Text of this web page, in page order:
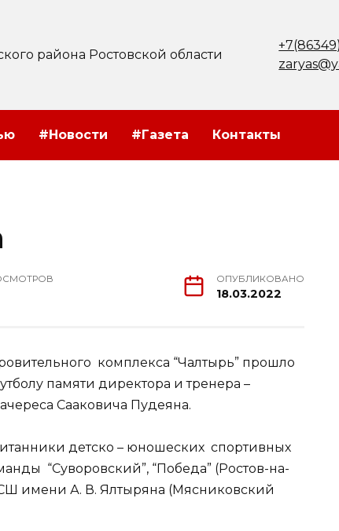
района Ростовской области
#Новости #Газета Контакты
ОПУБЛИКОВАНО
18.03.2022
комплекса “Чалтырь” прошло
памяти директора и тренера –
Сааковича Пудеяна.
детско – юношеских спортивных
“Суворовский”, “Победа” (Ростов-на-
имени А. В. Ялтыряна (Мясниковский